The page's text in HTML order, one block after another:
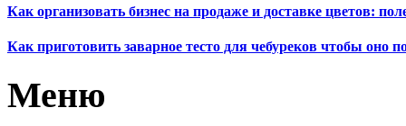
Как организовать бизнес на продаже и доставке цветов:
Как приготовить заварное тесто для чебуреков чтобы оно
Меню